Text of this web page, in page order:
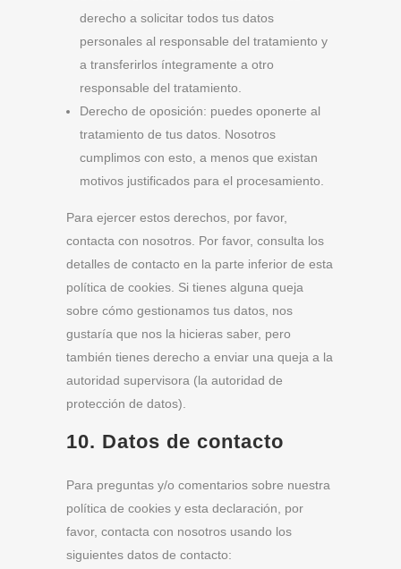
derecho a solicitar todos tus datos
personales al responsable del tratamiento y
a transferirlos íntegramente a otro
responsable del tratamiento.
Derecho de oposición: puedes oponerte al
tratamiento de tus datos. Nosotros
cumplimos con esto, a menos que existan
motivos justificados para el procesamiento.
Para ejercer estos derechos, por favor,
contacta con nosotros. Por favor, consulta los
detalles de contacto en la parte inferior de esta
política de cookies. Si tienes alguna queja
sobre cómo gestionamos tus datos, nos
gustaría que nos la hicieras saber, pero
también tienes derecho a enviar una queja a la
autoridad supervisora (la autoridad de
protección de datos).
10. Datos de contacto
Para preguntas y/o comentarios sobre nuestra
política de cookies y esta declaración, por
favor, contacta con nosotros usando los
siguientes datos de contacto: